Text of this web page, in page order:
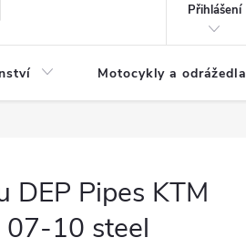
Přihlášení
Motocykly a odrážedla
DEP Pipes KTM
10 steel